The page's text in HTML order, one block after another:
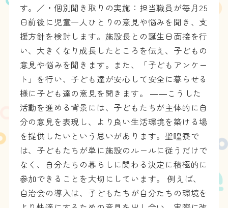
す。／・個別聞き取りの実施：担当職員が毎月25
日前後に児童一人ひとりの意見や悩みを聞き、支
援方針を検討します。施設長との誕生日面接を行
い、大きくなり成長したところを伝え、子どもの
意見や悩みを聞きます。また、「子どもアンケー
ト」を行い、子ども達が安心して安全に暮らせる
様に子ども達の意見を聞きます。 ――こうした
活動を進める背景には、子どもたちが主体的に自
分の意見を表現し、より良い生活環境を築ける場
を提供したいという思いがあります。聖喤寮で
は、子どもたちが単に施設のルールに従うだけで
なく、自分たちの暮らしに関わる決定に積極的に
参加できることを大切にしています。 例えば、
自治会の導入は、子どもたちが自分たちの環境を